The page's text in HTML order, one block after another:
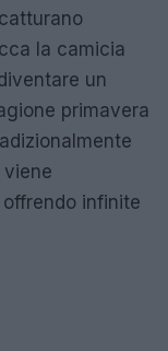
la camicia
un
primavera
infinite